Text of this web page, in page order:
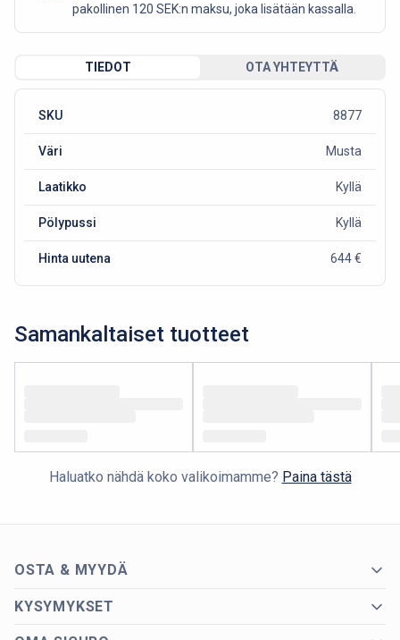
pakollinen 120 SEK:n maksu, joka lisätään kassalla.
TIEDOT OTA YHTEYTTÄ
SKU 8877
Väri Musta
Laatikko Kyllä
Pölypussi Kyllä
Hinta uutena 644 €
Samankaltaiset tuotteet
Haluatko nähdä koko valikoimamme? Paina tästä
OSTA & MYYDÄ
KYSYMYKSET